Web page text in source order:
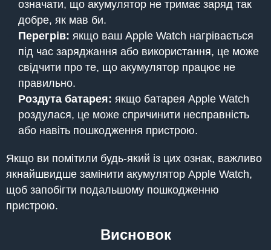
означати, що акумулятор не тримає заряд так
добре, як мав би.
Перегрів: якщо ваш Apple Watch нагрівається
під час заряджання або використання, це може
свідчити про те, що акумулятор працює не
правильно.
Роздута батарея: якщо батарея Apple Watch
роздулася, це може спричинити несправність
або навіть пошкодження пристрою.
Якщо ви помітили будь-який із цих ознак, важливо
якнайшвидше замінити акумулятор Apple Watch,
щоб запобігти подальшому пошкодженню
пристрою.
Висновок